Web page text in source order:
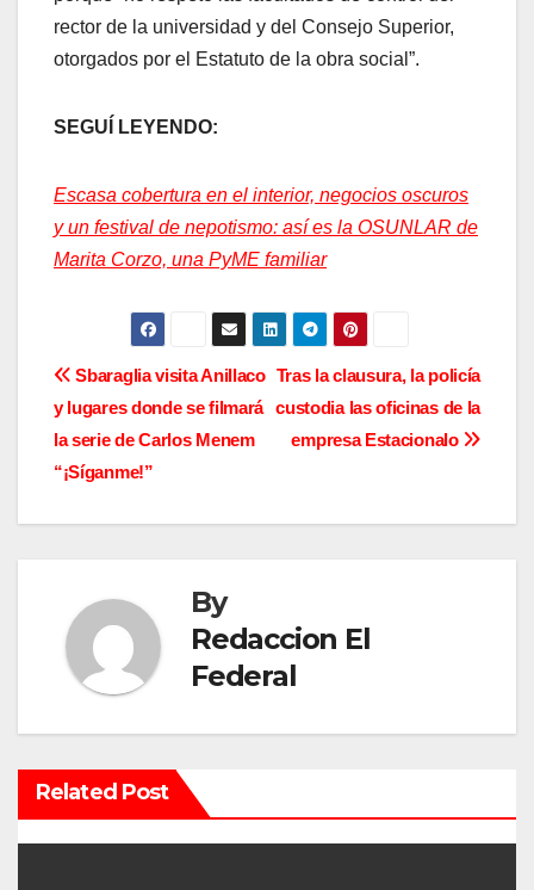
rector de la universidad y del Consejo Superior,
otorgados por el Estatuto de la obra social”.
SEGUÍ LEYENDO:
Escasa cobertura en el interior, negocios oscuros
y un festival de nepotismo: así es la OSUNLAR de
Marita Corzo, una PyME familiar
N
a
v
e
a
c
i
ó
n
Tras la clausura, la policía
custodia las oficinas de la
empresa Estacionalo
Sbaraglia visita Anillaco
y lugares donde se filmará
la serie de Carlos Menem
“¡Síganme!”
By
Redaccion El
Federal
Related Post